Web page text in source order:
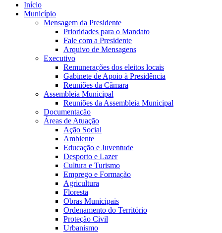
Início
Município
Mensagem da Presidente
Prioridades para o Mandato
Fale com a Presidente
Arquivo de Mensagens
Executivo
Remunerações dos eleitos locais
Gabinete de Apoio à Presidência
Reuniões da Câmara
Assembleia Municipal
Reuniões da Assembleia Municipal
Documentação
Áreas de Atuação
Ação Social
Ambiente
Educação e Juventude
Desporto e Lazer
Cultura e Turismo
Emprego e Formação
Agricultura
Floresta
Obras Municipais
Ordenamento do Território
Proteção Civil
Urbanismo